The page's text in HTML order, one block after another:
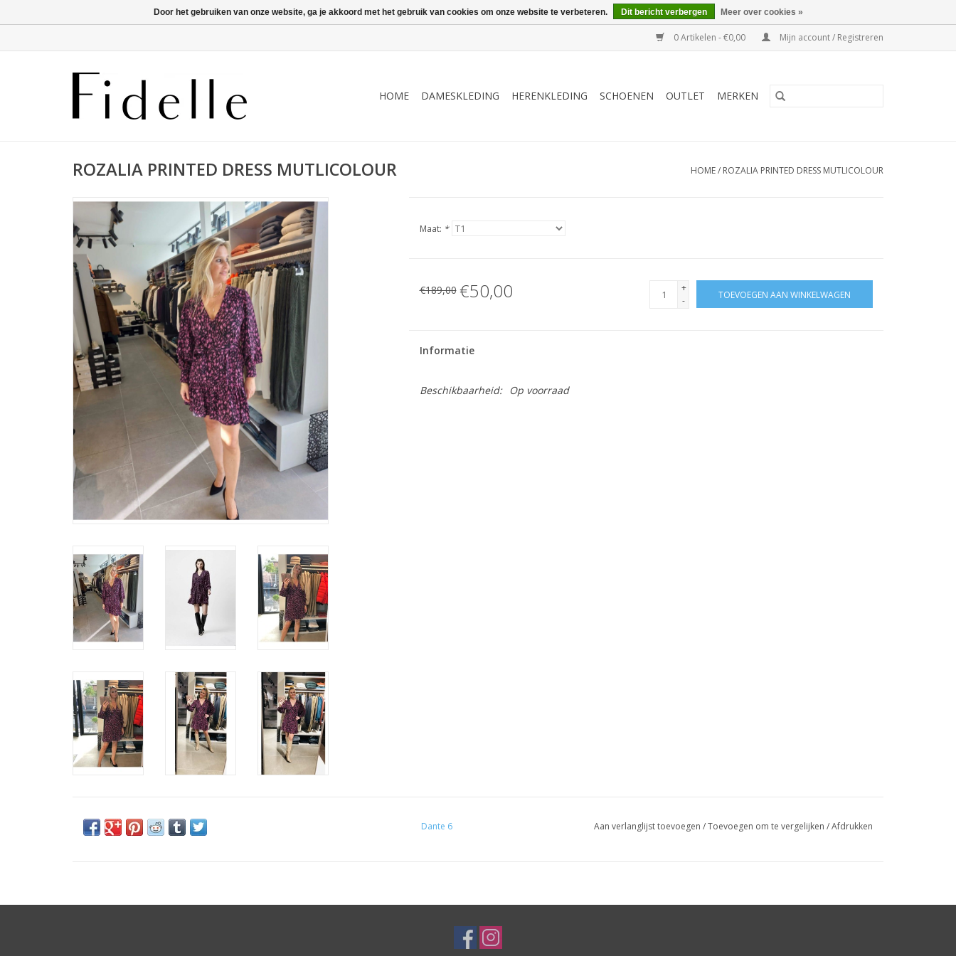
0 Artikelen - €0,00 Mijn account / Registreren
HOME DAMESKLEDING HERENKLEDING SCHOENEN OUTLET MERKEN
ROZALIA PRINTED DRESS MUTLICOLOUR HOME/ ROZALIA PRINTED DRESS MUTLICOLOUR
Maat: *
€189,00 €50,00
+
-
TOEVOEGEN AAN WINKELWAGEN
Informatie
Beschikbaarheid: Op voorraad
Dante 6 Aan verlanglijst toevoegen /Toevoegen om te vergelijken /Afdrukken
Door het gebruiken van onze website, ga je akkoord met het gebruik van cookies om onze website te verbeteren. Dit bericht verbergen Meer over cookies »